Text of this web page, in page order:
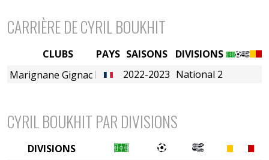
CARRIÈRE DE CYRIL BOUKHIT
PAYS SAISONS
DIVISIONS
2022-2023 National 2
CLUBS
Marignane Gignac FC
CYRIL BOUKHIT PAR DIVISIONS
DIVISIONS